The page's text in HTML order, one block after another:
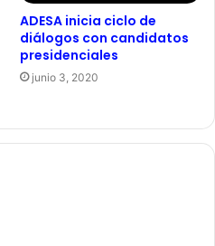
ADESA inicia ciclo de
diálogos con candidatos
presidenciales
junio 3, 2020